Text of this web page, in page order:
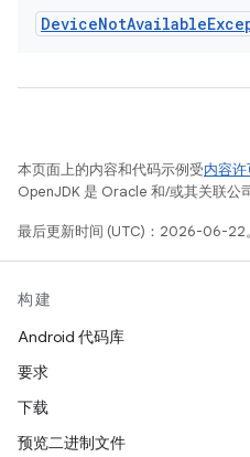
DeviceNotAvailable
本页面上的内容和代码示例受内容许
OpenJDK 是 Oracle 和/或其关联公
最后更新时间 (UTC)：2026-06-22。
构建
Android 代码库
要求
下载
预览二进制文件